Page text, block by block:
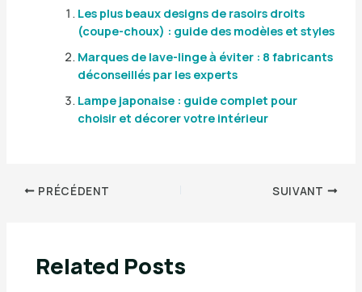
Les plus beaux designs de rasoirs droits
(coupe-choux) : guide des modèles et styles
Marques de lave-linge à éviter : 8 fabricants
déconseillés par les experts
Lampe japonaise : guide complet pour
choisir et décorer votre intérieur
PRÉCÉDENT SUIVANT
Related Posts